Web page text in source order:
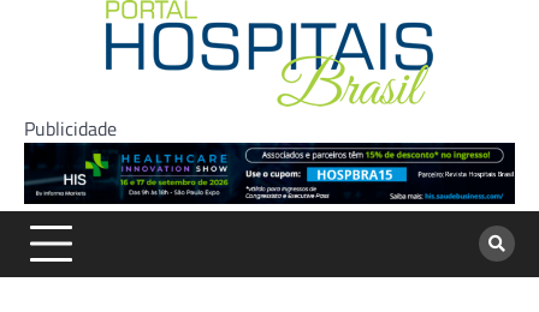
Publicidade